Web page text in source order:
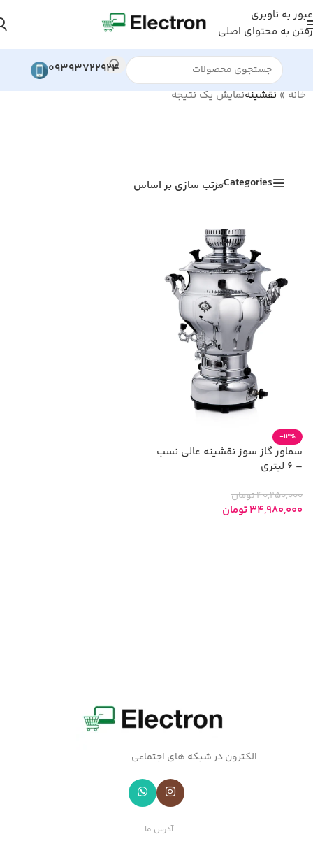
عبور به ناوبری
رفتن به محتوای اصلی
09393722924
خانه»نقشینهنمایش یک نتیجه
Categoriesمرتب سازی بر اساس
-13%
سماور گاز سوز نقشینه عالی نسب
– 6 لیتری
40,250,000تومان
34,980,000تومان
الکترون در شبکه های اجتماعی
آدرس ما :